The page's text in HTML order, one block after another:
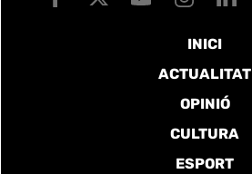
INICI
ACTUALITAT
OPINIÓ
CULTURA
ESPORT